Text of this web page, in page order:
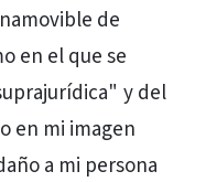
de
en el que se
y del
en mi imagen
a mi persona